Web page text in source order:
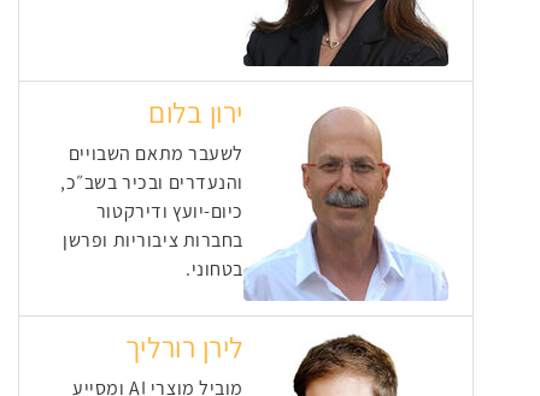
ירון בלום
לשעבר מתאם השבויים
והנעדרים ובכיר בשב״כ,
כיום-יועץ ודירקטור
בחברות ציבוריות ופרשן
בטחוני.
לירן רורליך
מוביל מוצרי AI ומסייע